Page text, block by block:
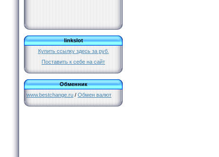
linkslot
Купить ссылку здесь за руб.
Поставить к себе на сайт
Обменник
www.bestchange.ru / Обмен валют